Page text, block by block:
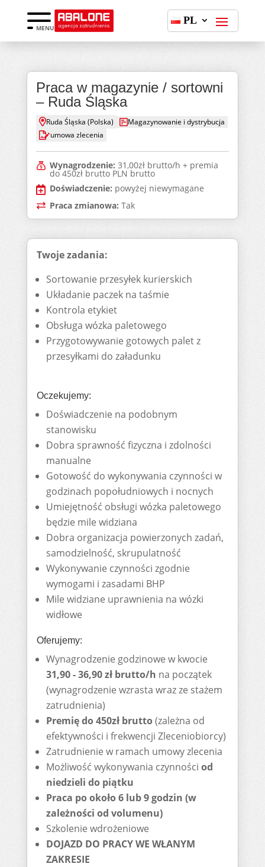
MENU
PL
Praca w magazynie / sortowni
– Ruda Śląska
Ruda Śląska (Polska)
Magazynowanie i dystrybucja
umowa zlecenia
Wynagrodzenie: 31,00zł brutto/h + premia
do 450zł brutto PLN brutto
Doświadczenie: powyżej niewymagane
Praca zmianowa: Tak
Twoje zadania:
Sortowanie przesyłek kurierskich
Układanie paczek na taśmie
Kontrola etykiet
Obsługa wózka paletowego
Przygotowywanie gotowych palet z
przesyłkami do załadunku
Oczekujemy:
Doświadczenie na podobnym
stanowisku
Dobra sprawność fizyczna i zdolności
manualne
Gotowość do wykonywania czynności w
godzinach popołudniowych i nocnych
Umiejętność obsługi wózka paletowego
będzie mile widziana
Dobra organizacja powierzonych zadań,
samodzielność, skrupulatność
Wykonywanie czynności zgodnie
wymogami i zasadami BHP
Mile widziane uprawnienia na wózki
widłowe
Oferujemy:
Wynagrodzenie godzinowe w kwocie
31,90 - 36,90 zł brutto/h na początek
(wynagrodzenie wzrasta wraz ze stażem
zatrudnienia)
Premię do 450zł brutto(zależna od
efektywności i frekwencji Zleceniobiorcy)
Zatrudnienie w ramach umowy zlecenia
Możliwość wykonywania czynności od
niedzieli do piątku
Praca po około 6 lub 9 godzin (w
zależności od volumenu)
Szkolenie wdrożeniowe
DOJAZD DO PRACY WE WŁANYM
ZAKRESIE